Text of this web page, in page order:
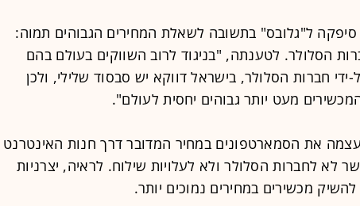
ל"גלובס" בתשובה לשאלת המחירים הגבוהים תמוה:
הסלולר. לטענתה, "בניגוד לרוב השווקים בעולם בהם
חברות הסלולר, בישראל דווקא יש סבסוד שלילי, ולכן
מעט יותר גבוהים יחסית לעולם".
את הסמארטפונים במחיר המדובר דרך חנות האינטרנט
לא לחברות הסלולר ולא לעלויות שילוח. לראיה, יצרניות
מכשירים במחירים נמוכים יותר.